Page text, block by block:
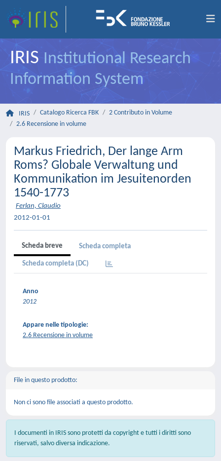
IRIS Institutional Research
Information System
IRIS Catalogo Ricerca FBK
2 Contributo in Volume
2.6 Recensione in volume
Markus Friedrich, Der lange Arm
Roms? Globale Verwaltung und
Kommunikation im Jesuitenorden
1540-1773
Ferlan, Claudio
2012-01-01
Scheda breve Scheda completa
Scheda completa (DC)
Anno
2012
Appare nelle tipologie:
2.6 Recensione in volume
File in questo prodotto:
Non ci sono file associati a questo prodotto.
I documenti in IRIS sono protetti da copyright e tutti i diritti sono
riservati, salvo diversa indicazione.